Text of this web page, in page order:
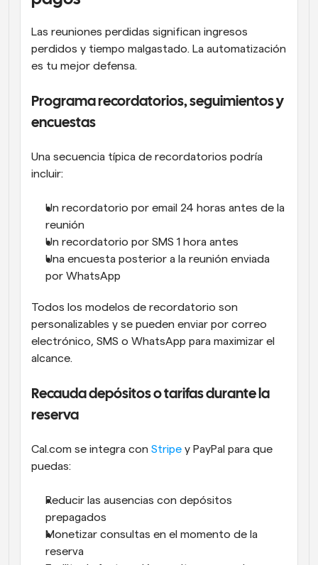
Las reuniones perdidas significan ingresos
perdidos y tiempo malgastado. La automatización
es tu mejor defensa.
Programa recordatorios, seguimientos y
encuestas
Una secuencia típica de recordatorios podría
incluir:
Un recordatorio por email 24 horas antes de la
reunión
Un recordatorio por SMS 1 hora antes
Una encuesta posterior a la reunión enviada
por WhatsApp
Todos los modelos de recordatorio son
personalizables y se pueden enviar por correo
electrónico, SMS o WhatsApp para maximizar el
alcance.
Recauda depósitos o tarifas durante la
reserva
Cal.com se integra con Stripe y PayPal para que
puedas:
Reducir las ausencias con depósitos
prepagados
Monetizar consultas en el momento de la
reserva